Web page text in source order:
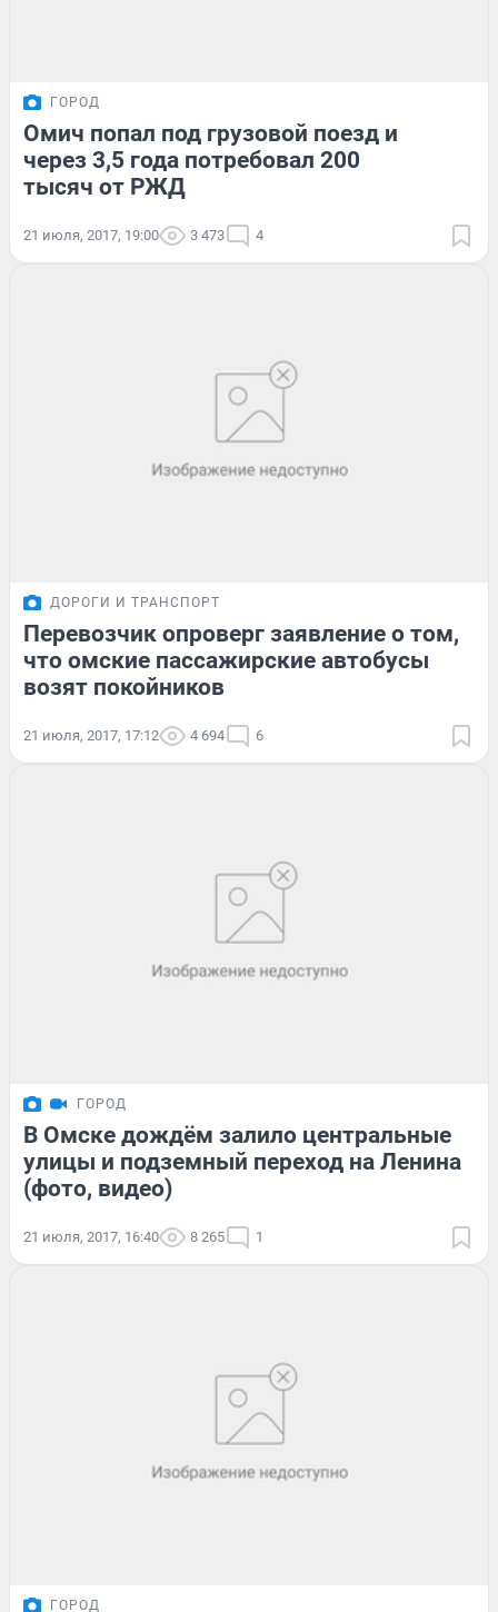
ГОРОД
Омич попал под грузовой поезд и
через 3,5 года потребовал 200
тысяч от РЖД
21 июля, 2017, 19:00 3 473 4
ДОРОГИ И ТРАНСПОРТ
Перевозчик опроверг заявление о том,
что омские пассажирские автобусы
возят покойников
21 июля, 2017, 17:12 4 694 6
ГОРОД
В Омске дождём залило центральные
улицы и подземный переход на Ленина
(фото, видео)
21 июля, 2017, 16:40 8 265 1
ГОРОД